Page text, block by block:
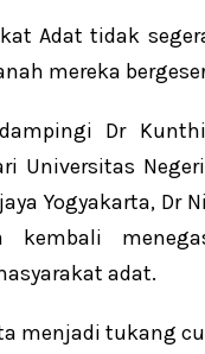
Adat tidak
mereka
Dr
Universitas
Yogyakarta, Dr
kembali
adat.
menjadi tukang